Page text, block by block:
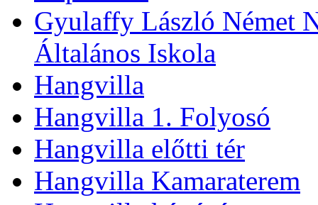
Gyulaffy László Német
Általános Iskola
Hangvilla
Hangvilla 1. Folyosó
Hangvilla előtti tér
Hangvilla Kamaraterem